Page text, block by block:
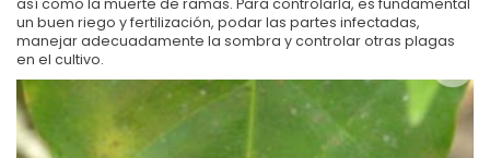
un buen riego y fertilización, podar las partes infectadas,
manejar adecuadamente la sombra y controlar otras plagas
en el cultivo.